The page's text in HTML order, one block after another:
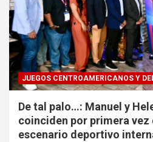
JUEGOS CENTROAMERICANOS Y
De tal palo…: Manuel y
coinciden por primera vez
escenario deportivo